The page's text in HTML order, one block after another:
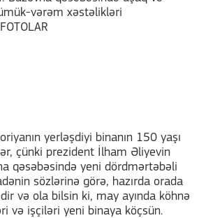
yerləşdiyi binanın 150 yaşı
çünki prezident İlham Əliyevin
qəsəbəsində yeni dördmərtəbəli
sözlərinə görə, hazırda orada
və ola bilsin ki, may ayında köhnə
və işçiləri yeni binaya köçsün.